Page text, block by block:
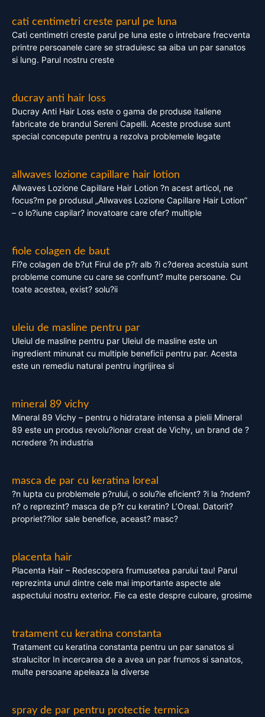
cati centimetri creste parul pe luna
Cati centimetri creste parul pe luna este o intrebare frecventa
printre persoanele care se straduiesc sa aiba un par sanatos
si lung. Parul nostru creste
ducray anti hair loss
Ducray Anti Hair Loss este o gama de produse italiene
fabricate de brandul Sereni Capelli. Aceste produse sunt
special concepute pentru a rezolva problemele legate
allwaves lozione capillare hair lotion
Allwaves Lozione Capillare Hair Lotion ?n acest articol, ne
focus?m pe produsul „Allwaves Lozione Capillare Hair Lotion”
– o lo?iune capilar? inovatoare care ofer? multiple
fiole colagen de baut
Fi?e colagen de b?ut Firul de p?r alb ?i c?derea acestuia sunt
probleme comune cu care se confrunt? multe persoane. Cu
toate acestea, exist? solu?ii
uleiu de masline pentru par
Uleiul de masline pentru par Uleiul de masline este un
ingredient minunat cu multiple beneficii pentru par. Acesta
este un remediu natural pentru ingrijirea si
mineral 89 vichy
Mineral 89 Vichy – pentru o hidratare intensa a pielii Mineral
89 este un produs revolu?ionar creat de Vichy, un brand de ?
ncredere ?n industria
masca de par cu keratina loreal
?n lupta cu problemele p?rului, o solu?ie eficient? ?i la ?ndem?
n? o reprezint? masca de p?r cu keratin? L’Oreal. Datorit?
propriet??ilor sale benefice, aceast? masc?
placenta hair
Placenta Hair – Redescopera frumusetea parului tau! Parul
reprezinta unul dintre cele mai importante aspecte ale
aspectului nostru exterior. Fie ca este despre culoare, grosime
tratament cu keratina constanta
Tratament cu keratina constanta pentru un par sanatos si
stralucitor In incercarea de a avea un par frumos si sanatos,
multe persoane apeleaza la diverse
spray de par pentru protectie termica